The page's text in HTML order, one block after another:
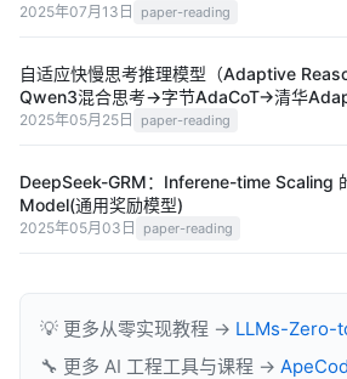
2025年07月13日 paper-reading
自适应快慢思考推理模型（Adaptive
Qwen3混合思考->字节AdaCoT->清华
2025年05月25日 paper-reading
DeepSeek-GRM：Inferene-time Scaling
Model(通用奖励模型)
2025年05月03日 paper-reading
💡 更多从零实现教程 → LLMs-Zero-
🔧 更多 AI 工程工具与课程 →